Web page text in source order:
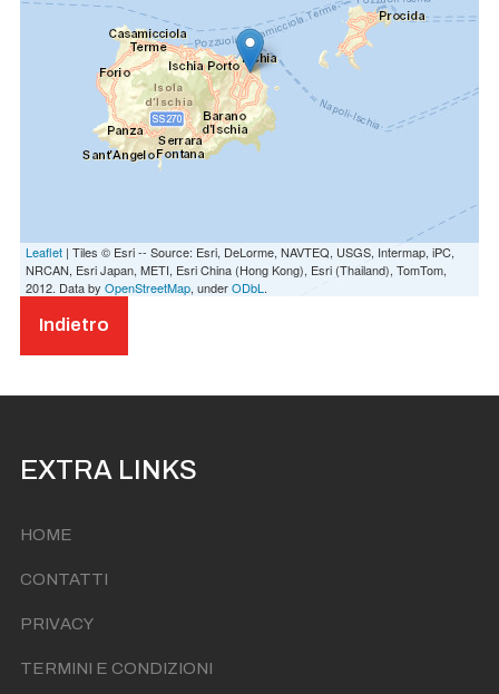
Leaflet | Tiles © Esri -- Source: Esri, DeLorme, NAVTEQ, USGS, Intermap, iPC,
NRCAN, Esri Japan, METI, Esri China (Hong Kong), Esri (Thailand), TomTom,
2012. Data by OpenStreetMap, underODbL .
Indietro
EXTRA LINKS
HOME
CONTATTI
PRIVACY
TERMINI E CONDIZIONI